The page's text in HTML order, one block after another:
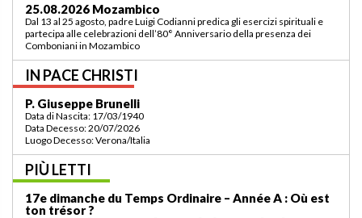
03.09.2026 Lomé/Togo
Padre Luigi Codianni e padre Elias Sindjalim partecipano dal 26 agosto al 3
settembre all’incontro della commissione ASCAF sulla riorganizzazione
della regione a Lomé/Togo
IN PACE CHRISTI
P. Bruno Bordonali
Data di Nascita: 01/07/1942
Data Decesso: 13/07/2026
Luogo Decesso: Verona /Italia
PIÙ LETTI
19e dimanche du Temps Ordinaire – Année A: «
Ordonne-moi de venir vers toi ! »